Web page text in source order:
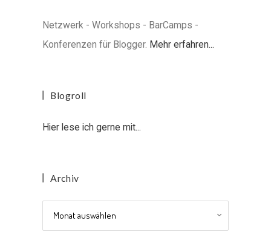
Netzwerk - Workshops - BarCamps -
Konferenzen für Blogger. Mehr erfahren...
Blogroll
Hier lese ich gerne mit...
Archiv